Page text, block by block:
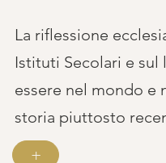
La riflessione
Istituti Secolari e
essere nel mondo e
storia piuttosto
+